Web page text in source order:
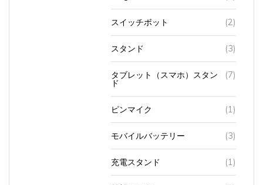
スイッチボット (2)
スタンド (3)
タブレット（スマホ）スタン
ド
(7)
ピンマイク (1)
モバイルバッテリー (3)
充電スタンド (1)
外部モニター (2)